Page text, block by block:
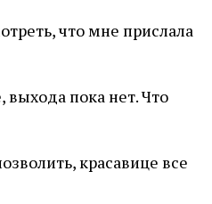
что мне прислала
выхода пока нет. Что
красавице все